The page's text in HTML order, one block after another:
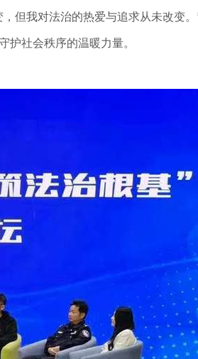
但我对法治的热爱与追求从未改变。
护社会秩序的温暖力量。